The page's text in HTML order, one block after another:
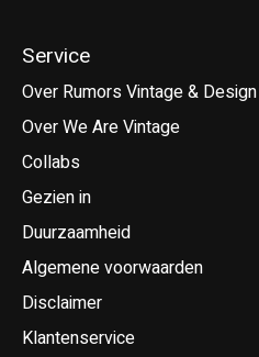
Service
Over Rumors Vintage & Design
Over We Are Vintage
Collabs
Gezien in
Duurzaamheid
Algemene voorwaarden
Disclaimer
Klantenservice